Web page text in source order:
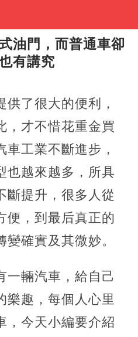
油門，而普通車卻
有講究
了很大的便利，
，才不惜花重金買
工業不斷進步，
也越來越多，所具
斷提升，很多人從
便，到最后真正的
確實及其微妙。
一輛汽車，給自己
樂趣，每個人心里
，今天小編要介紹